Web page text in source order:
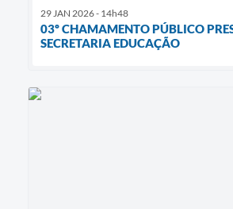
29 JAN 2026 - 14h48
03º CHAMAMENTO PÚBLICO
SECRETARIA EDUCAÇÃO